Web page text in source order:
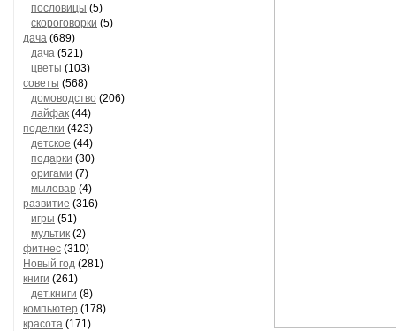
пословицы (5)
скороговорки (5)
дача (689)
дача (521)
цветы (103)
советы (568)
домоводство (206)
лайфак (44)
поделки (423)
детское (44)
подарки (30)
оригами (7)
мыловар (4)
развитие (316)
игры (51)
мультик (2)
фитнес (310)
Новый год (281)
книги (261)
дет.книги (8)
компьютер (178)
красота (171)